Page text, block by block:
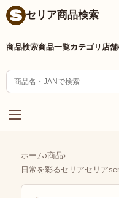
セリア商品検索
商品検索商品一覧カテゴリ 店
ホーム›商品›
日常を彩るセリアセリア